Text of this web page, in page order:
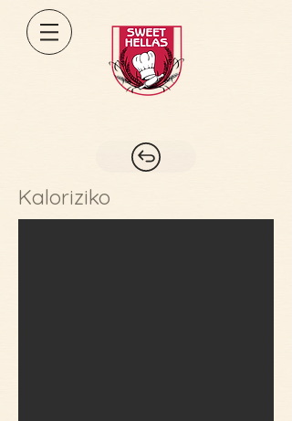
Kaloriziko